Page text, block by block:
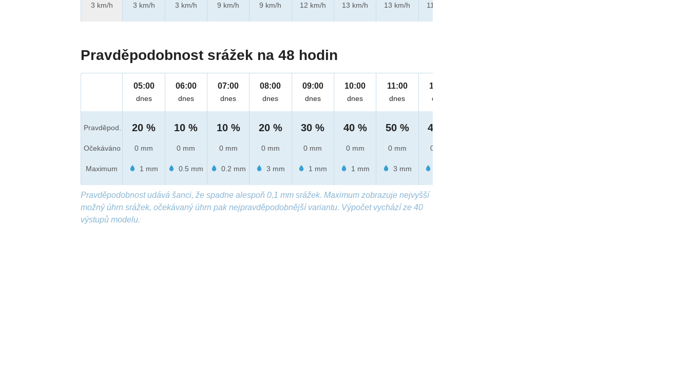
3 km/h
3 km/h
3 km/h
9 km/h
9 km/h
12 km/h
13 km/h
13 km/h
11 km/h
Pravděpodobnost srážek na 48 hodin
Pravděpod.
Očekáváno
Maximum
05:00
dnes
20 %
0 mm
1 mm
06:00
dnes
10 %
0 mm
0.5 mm
07:00
dnes
10 %
0 mm
0.2 mm
08:00
dnes
20 %
0 mm
3 mm
09:00
dnes
30 %
0 mm
1 mm
10:00
dnes
40 %
0 mm
1 mm
11:00
dnes
50 %
0 mm
3 mm
12:00
dnes
40 %
0 mm
Pravděpodobnost udává šanci, že spadne alespoň 0,1 mm srážek. Maximum zobrazuje nejvyšší
možný úhrn srážek, očekávaný úhrn pak nejpravděpodobnější variantu. Výpočet vychází ze 40
výstupů modelu.